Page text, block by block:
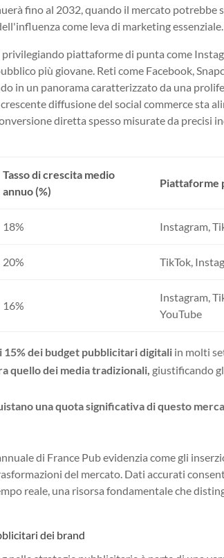
fino al 2032, quando il mercato potrebbe
come leva di marketing essenziale.
piattaforme di punta come
più giovane. Reti come Facebook,
in un panorama caratterizzato da una
diffusione del social commerce sta
diretta spesso misurate da precisi
Tasso di crescita medio
annuo (%)
Piattaforme
18% Instagram,
20% TikTok,
16%
Instagram,
YouTube
dei budget pubblicitari digitali in molti
quello dei media tradizionali, giustificando
una quota significativa di questo
di France Pub evidenzia come gli
del mercato. Dati accurati
reale, una risorsa fondamentale che
dei brand